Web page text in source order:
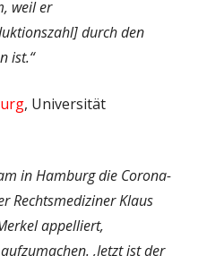
weil er
durch den
ist.“
, Universität
in Hamburg die Corona-
Rechtsmediziner Klaus
appelliert,
‚Jetzt ist der